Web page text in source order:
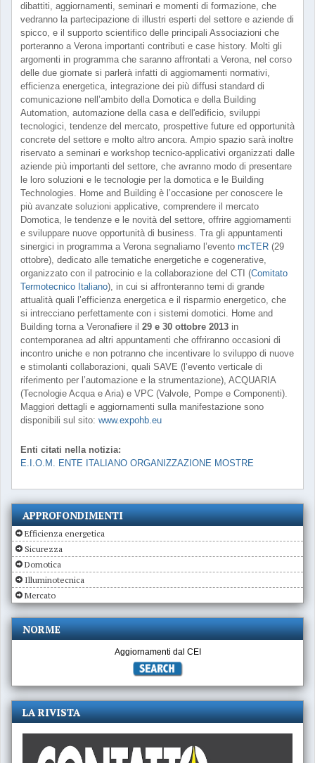
dibattiti, aggiornamenti, seminari e momenti di formazione, che
vedranno la partecipazione di illustri esperti del settore e aziende di
spicco, e il supporto scientifico delle principali Associazioni che
porteranno a Verona importanti contributi e case history. Molti gli
argomenti in programma che saranno affrontati a Verona, nel corso
delle due giornate si parlerà infatti di aggiornamenti normativi,
efficienza energetica, integrazione dei più diffusi standard di
comunicazione nell’ambito della Domotica e della Building
Automation, automazione della casa e dell'edificio, sviluppi
tecnologici, tendenze del mercato, prospettive future ed opportunità
concrete del settore e molto altro ancora. Ampio spazio sarà inoltre
riservato a seminari e workshop tecnico-applicativi organizzati dalle
aziende più importanti del settore, che avranno modo di presentare
le loro soluzioni e le tecnologie per la domotica e le Building
Technologies. Home and Building è l’occasione per conoscere le
più avanzate soluzioni applicative, comprendere il mercato
Domotica, le tendenze e le novità del settore, offrire aggiornamenti
e sviluppare nuove opportunità di business. Tra gli appuntamenti
sinergici in programma a Verona segnaliamo l’evento mcTER (29
ottobre), dedicato alle tematiche energetiche e cogenerative,
organizzato con il patrocinio e la collaborazione del CTI (Comitato
Termotecnico Italiano), in cui si affronteranno temi di grande
attualità quali l’efficienza energetica e il risparmio energetico, che
si intrecciano perfettamente con i sistemi domotici. Home and
Building torna a Veronafiere il 29 e 30 ottobre 2013 in
contemporanea ad altri appuntamenti che offriranno occasioni di
incontro uniche e non potranno che incentivare lo sviluppo di nuove
e stimolanti collaborazioni, quali SAVE (l’evento verticale di
riferimento per l’automazione e la strumentazione), ACQUARIA
(Tecnologie Acqua e Aria) e VPC (Valvole, Pompe e Componenti).
Maggiori dettagli e aggiornamenti sulla manifestazione sono
disponibili sul sito: www.expohb.eu
Enti citati nella notizia:
E.I.O.M. ENTE ITALIANO ORGANIZZAZIONE MOSTRE
APPROFONDIMENTI
Efficienza energetica
Sicurezza
Domotica
Illuminotecnica
Mercato
NORME
Aggiornamenti dal CEI
LA RIVISTA